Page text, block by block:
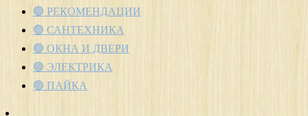
🟢 РЕКОМЕНДАЦИИ
🟢 САНТЕХНИКА
🟢 ОКНА И ДВЕРИ
🟢 ЭЛЕКТРИКА
🟢 ПАЙКА